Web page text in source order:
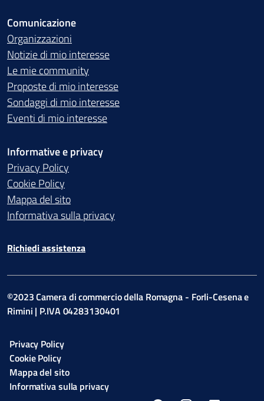
Comunicazione
Organizzazioni
Notizie di mio interesse
Le mie community
Proposte di mio interesse
Sondaggi di mio interesse
Eventi di mio interesse
Informative e privacy
Privacy Policy
Cookie Policy
Mappa del sito
Informativa sulla privacy
Richiedi assistenza
©2023 Camera di commercio della Romagna - Forli-Cesena e
Rimini | P.IVA 04283130401
Privacy Policy
Cookie Policy
Mappa del sito
Informativa sulla privacy